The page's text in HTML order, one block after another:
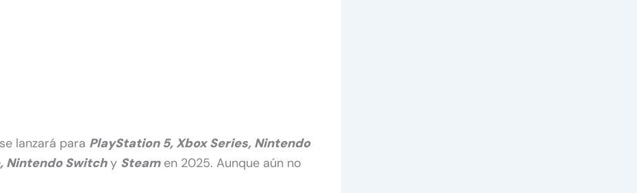
lanzará para PlayStation 5, Xbox Series, Nintendo
Nintendo Switchy Steamen 2025. Aunque aún no